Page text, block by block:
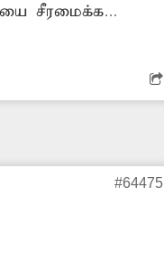
சீரமைக்க
#64475